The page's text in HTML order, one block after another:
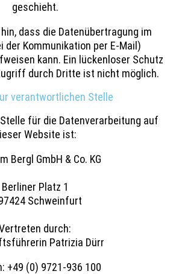
geschieht.
dass die Datenübertragung im
der Kommunikation per E-Mail)
kann. Ein lückenloser Schutz
durch Dritte ist nicht möglich.
verantwortlichen Stelle
für die Datenverarbeitung auf
Website ist:
Bergl GmbH & Co. KG
Berliner Platz 1
Schweinfurt
durch:
Patrizia Dürr
+49 (0) 9721-936 100